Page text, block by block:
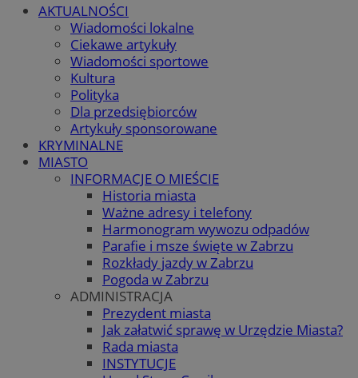
AKTUALNOŚCI
Wiadomości lokalne
Ciekawe artykuły
Wiadomości sportowe
Kultura
Polityka
Dla przedsiębiorców
Artykuły sponsorowane
KRYMINALNE
MIASTO
INFORMACJE O MIEŚCIE
Historia miasta
Ważne adresy i telefony
Harmonogram wywozu odpadów
Parafie i msze święte w Zabrzu
Rozkłady jazdy w Zabrzu
Pogoda w Zabrzu
ADMINISTRACJA
Prezydent miasta
Jak załatwić sprawę w Urzędzie Miasta?
Rada miasta
INSTYTUCJE